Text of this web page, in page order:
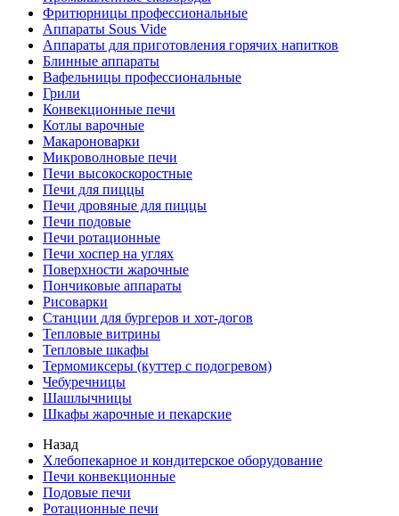
Фритюрницы профессиональные
Аппараты Sous Vide
Аппараты для приготовления горячих напитков
Блинные аппараты
Вафельницы профессиональные
Грили
Конвекционные печи
Котлы варочные
Макароноварки
Микроволновые печи
Печи высокоскоростные
Печи для пиццы
Печи дровяные для пиццы
Печи подовые
Печи ротационные
Печи хоспер на углях
Поверхности жарочные
Пончиковые аппараты
Рисоварки
Станции для бургеров и хот-догов
Тепловые витрины
Тепловые шкафы
Термомиксеры (куттер с подогревом)
Чебуречницы
Шашлычницы
Шкафы жарочные и пекарские
Назад
Хлебопекарное и кондитерское оборудование
Печи конвекционные
Подовые печи
Ротационные печи